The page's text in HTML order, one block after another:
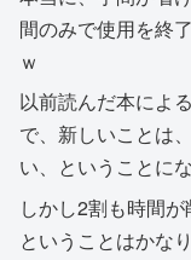
間のみで使用を終
ｗ
以前読んだ本によ
で、新しいことは
い、ということに
しかし2割も時間が
ということはかな